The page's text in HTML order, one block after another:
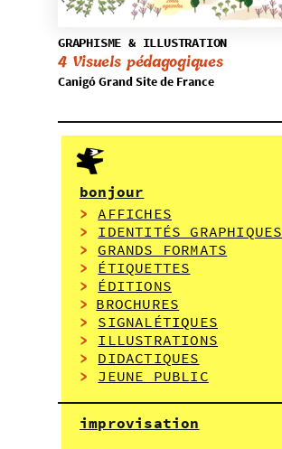
GRAPHISME & ILLUSTRATION
4 Visuels pédagogiques
Canigó Grand Site de France
bonjour
>
AFFICHES
>
IDENTITÉS GRAPHIQUES
>
GRANDS FORMATS
>
ÉTIQUETTES
>
ÉDITIONS
> BROCHURES
>
SIGNALÉTIQUES
>
ILLUSTRATIONS
>
DIDACTIQUES
>
JEUNE PUBLIC
improvisation